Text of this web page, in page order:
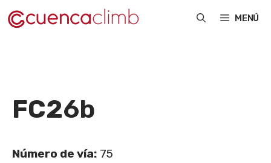
Saltar
al
MENÚ
FC26b
Número de vía: 75